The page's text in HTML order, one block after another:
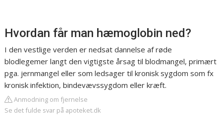
Hvordan får man hæmoglobin ned?
I den vestlige verden er nedsat dannelse af røde
blodlegemer langt den vigtigste årsag til blodmangel, primært
pga. jernmangel eller som ledsager til kronisk sygdom som fx
kronisk infektion, bindevævssygdom eller kræft.
Anmodning om fjernelse
Se det fulde svar på apoteket.dk